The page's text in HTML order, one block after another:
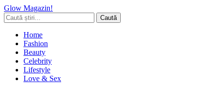
Glow Magazin!
Caută
Home
Fashion
Beauty
Celebrity
Lifestyle
Love & Sex